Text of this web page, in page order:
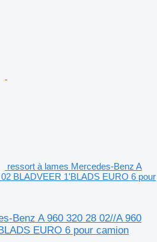
ressort à lames Mercedes-Benz A
BLADVEER 1'BLADS EURO 6 pour
Benz A 960 320 28 02//A 960
EURO 6 pour camion